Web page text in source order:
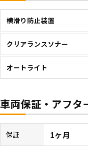
横滑り防止装置
クリアランスソナー
オートライト
車両保証・アフタ
保証 1ヶ月